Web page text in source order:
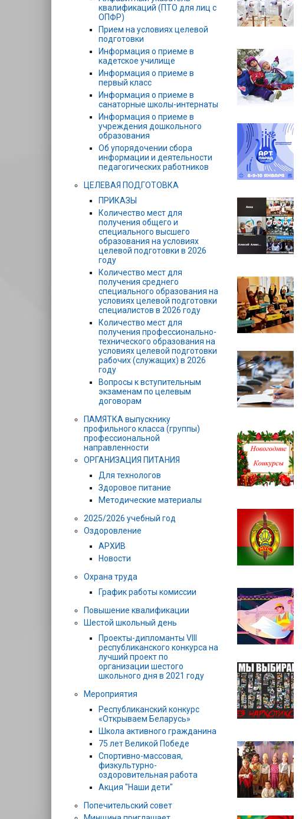
квалификаций (ПТО для лиц с
ОПФР)
Прием на условиях целевой
подготовки
Информация о приеме в
кадетское училище
Информация о приеме в
первый класс
Информация о приеме в
санаторные школы-интернаты
Информация о приеме в
учреждения дошкольного
образования
Об упорядочении сбора
информации и деятельности
педагогических работников
ЦЕЛЕВАЯ ПОДГОТОВКА
ПРИКАЗЫ
Количество мест для
получения общего и
специального высшего
образования на условиях
целевой подготовки в 2026
году
Количество мест для
получения среднего
специального образования на
условиях целевой подготовки
специалистов в 2026 году
Количество мест для
получения профессионально-
технического образования на
условиях целевой подготовки
рабочих (служащих) в 2026
году
Вопросы к вступительным
экзаменам по целевым
договорам
ПАМЯТКА выпускнику
профильного класса (группы)
профессиональной
направленности
ОРГАНИЗАЦИЯ ПИТАНИЯ
Для технологов
Здоровое питание
Методические материалы
2025/2026 учебный год
Оздоровление
АРХИВ
Новости
Охрана труда
График работы комиссии
Повышение квалификации
Шестой школьный день
Проекты-дипломанты VIII
республиканского конкурса на
лучший проект по
организации шестого
школьного дня в 2021 году
Мероприятия
Республиканский конкурс
«Открываем Беларусь»
Школа активного гражданина
75 лет Великой Победе
Спортивно-массовая,
физкультурно-
оздоровительная работа
Акция "Наши дети"
Попечительский совет